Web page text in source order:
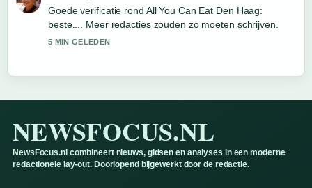
Sterke duiding rond Hoeveel afleveringen Stranger
Things seizoen 5? Aantal.... Dit is de duidelijkste
samenvatting die ik vandaag heb gezien.
NEWSFOCUS.NL
NewsFocus.nl combineert nieuws, gidsen en analyses in een moderne
redactionele lay-out. Doorlopend bijgewerkt door de redactie.